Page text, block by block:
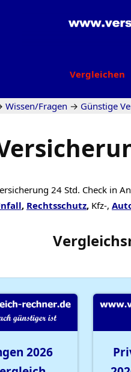
Vergleichen
Wissen/Fragen → Günstige
24 Std. Check in
, Rechtsschutz, Kfz-,
2026